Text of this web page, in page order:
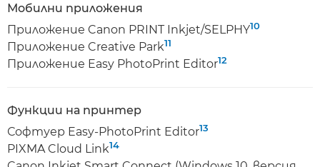
Мобилни приложения
Приложение Canon PRINT Inkjet/SELPHY10
Приложение Creative Park11
Приложение Easy PhotoPrint Editor12
Функции на принтер
Софтуер Easy-PhotoPrint Editor13
PIXMA Cloud Link14